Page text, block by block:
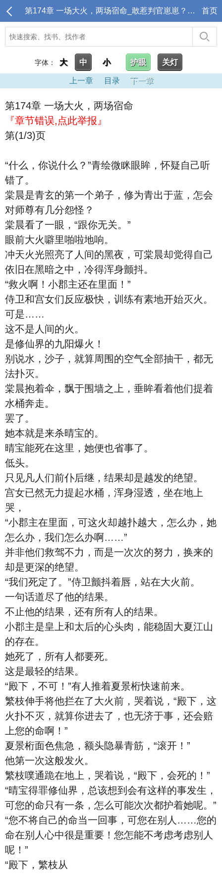
第174章 一场大火，两场宿命_敢惹判官崽崽？全都收拾下地府吧 首页
字体： 大 中 小 护眼 关灯
上一章 目录 下一章
第174章 一场大火，两场宿命
『章节错误,点此举报』
第(1/3)页
“什么，你说什么？”青绘微眯眼眸，怀疑自己听
错了。
棠晨是青玄的第一个弟子，修为青出于蓝，怎会
对师尊有几分怨怪？
棠晨看了一眼，“跟你无关。”
眼前大火噼里啪啦地响。
冲天火光照亮了人间的黑夜，可棠晨却觉得自己
依旧在黑暗之中，冷得浑身颤抖。
“救火啊！小郡主还在里面！”
侍卫和宫女们反应极快，训练有素地开始灭火。
可是……
这不是人间的火。
是修仙界的九阳爆火！
别说水，沙子，就算周围的空气全部抽干，都无
法扑灭。
棠晨抱着伞，飘于围墙之上，垂眸看着他们提着
水桶奔走。
罢了。
她本就是来杀晴宝的。
晴宝能死在这里，她便也省事了。
低头。
只见凡人们前仆后继，结果却是越发的绝望。
宫女已然无力提起水桶，浑身湿透，坐在地上
哭，
“小郡主在里面，可这火却越扑越大，怎么办，她
怎么办，我们怎么办啊……”
并非他们救驾不力，而是一次次的努力，换来的
却是更深的绝望。
“我们死定了。”侍卫颤抖着唇，站在大火前。
一句话道尽了他的结果。
不止他的结果，还有所有人的结果。
小郡主是皇上和太后的心头肉，能稳固大夏江山
的存在。
她死了，所有人都要死。
这是最轻的结果。
“殿下，不可！”有人推着夏景桁快速前来。
繁枝伸手将他拦在了大火前，哭着说，“殿下，这
火扑不灭，就算你进去了，也无济于事，还会赔
上您的命啊！”
夏景桁面色焦急，额头隐暴青筋，“滚开！”
他第一次这般发火。
繁枝噗通跪在地上，哭着说，“殿下，会死的！”
“晴宝得罪修仙界，总该想到会有这样的事发生，
可您的命只有一条，怎么可能次次都护着她呢。”
“您不将自己的命当一回事，可您在别人……您的
命在别人心中很是重要！您怎能不考虑考虑别人
呢！”
“殿下，繁枝从